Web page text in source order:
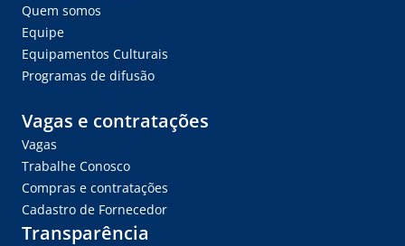
Quem somos
Equipe
Equipamentos Culturais
Programas de difusão
Vagas e contratações
Vagas
Trabalhe Conosco
Compras e contratações
Cadastro de Fornecedor
Transparência